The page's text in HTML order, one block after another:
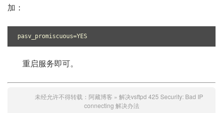
加：
pasv_promiscuous=YES
重启服务即可。
未经允许不得转载： 阿藏博客 » 解决vsftpd 425 Security: Bad IP
connecting 解决办法